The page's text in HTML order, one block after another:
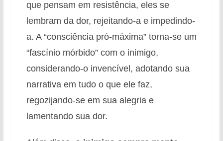
que pensam em resistência, eles se
lembram da dor, rejeitando-a e impedindo-
a. A “consciência pró-máxima” torna-se um
“fascínio mórbido” com o inimigo,
considerando-o invencível, adotando sua
narrativa em tudo o que ele faz,
regozijando-se em sua alegria e
lamentando sua dor.